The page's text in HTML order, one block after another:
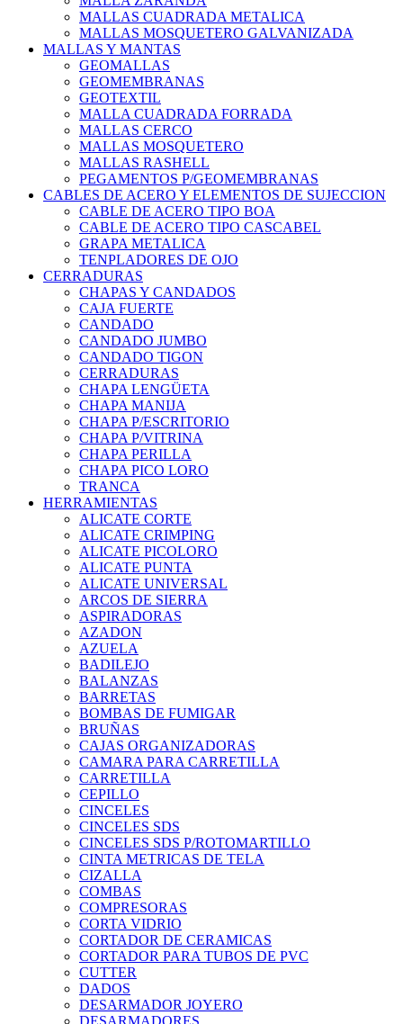
MALLAS CUADRADA METALICA
MALLAS MOSQUETERO GALVANIZADA
MALLAS Y MANTAS
GEOMALLAS
GEOMEMBRANAS
GEOTEXTIL
MALLA CUADRADA FORRADA
MALLAS CERCO
MALLAS MOSQUETERO
MALLAS RASHELL
PEGAMENTOS P/GEOMEMBRANAS
CABLES DE ACERO Y ELEMENTOS DE SUJECCION
CABLE DE ACERO TIPO BOA
CABLE DE ACERO TIPO CASCABEL
GRAPA METALICA
TENPLADORES DE OJO
CERRADURAS
CHAPAS Y CANDADOS
CAJA FUERTE
CANDADO
CANDADO JUMBO
CANDADO TIGON
CERRADURAS
CHAPA LENGÜETA
CHAPA MANIJA
CHAPA P/ESCRITORIO
CHAPA P/VITRINA
CHAPA PERILLA
CHAPA PICO LORO
TRANCA
HERRAMIENTAS
ALICATE CORTE
ALICATE CRIMPING
ALICATE PICOLORO
ALICATE PUNTA
ALICATE UNIVERSAL
ARCOS DE SIERRA
ASPIRADORAS
AZADON
AZUELA
BADILEJO
BALANZAS
BARRETAS
BOMBAS DE FUMIGAR
BRUÑAS
CAJAS ORGANIZADORAS
CAMARA PARA CARRETILLA
CARRETILLA
CEPILLO
CINCELES
CINCELES SDS
CINCELES SDS P/ROTOMARTILLO
CINTA METRICAS DE TELA
CIZALLA
COMBAS
COMPRESORAS
CORTA VIDRIO
CORTADOR DE CERAMICAS
CORTADOR PARA TUBOS DE PVC
CUTTER
DADOS
DESARMADOR JOYERO